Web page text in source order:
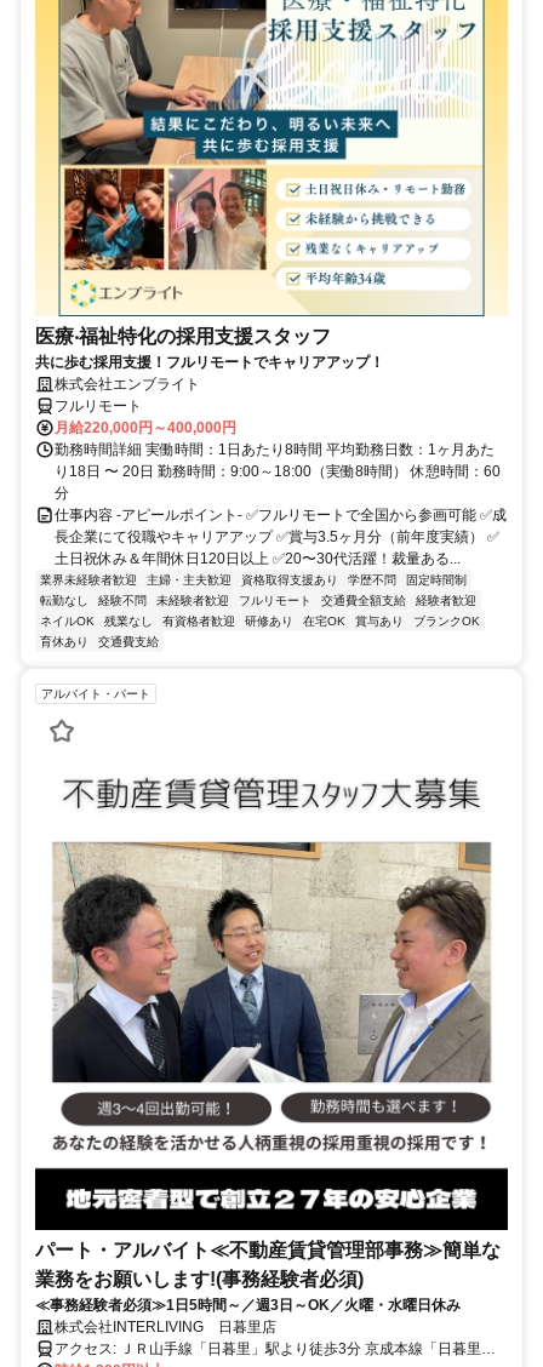
医療‧福祉特化の採用支援スタッフ
共に歩む採用支援！フルリモートでキャリアアップ！
株式会社エンブライト
フルリモート
月給220,000円～400,000円
勤務時間詳細 実働時間：1日あたり8時間 平均勤務日数：1ヶ月あた
り18日 〜 20日 勤務時間：9:00～18:00（実働8時間） 休憩時間：60
分
仕事内容 -アピールポイント- ✅フルリモートで全国から参画可能 ✅成
長企業にて役職やキャリアアップ ✅賞与3.5ヶ月分（前年度実績） ✅
土日祝休み＆年間休日120日以上 ✅20〜30代活躍！裁量ある...
業界未経験者歓迎 主婦・主夫歓迎 資格取得支援あり 学歴不問
固定時間制
転勤なし
経験不問 未経験者歓迎 フルリモート 交通費全額支給
経験者歓迎
ネイルOK
残業なし 有資格者歓迎 研修あり 在宅OK 賞与あり
ブランクOK
育休あり
交通費支給
アルバイト・パート
パート・アルバイト≪不動産賃貸管理部事務≫簡単な
業務をお願いします!(事務経験者必須)
≪事務経験者必須≫1日5時間～／週3日～OK／火曜・水曜日休み
株式会社INTERLIVING 日暮里店
アクセス: ＪＲ山手線「日暮里」駅より徒歩3分 京成本線「日暮里」